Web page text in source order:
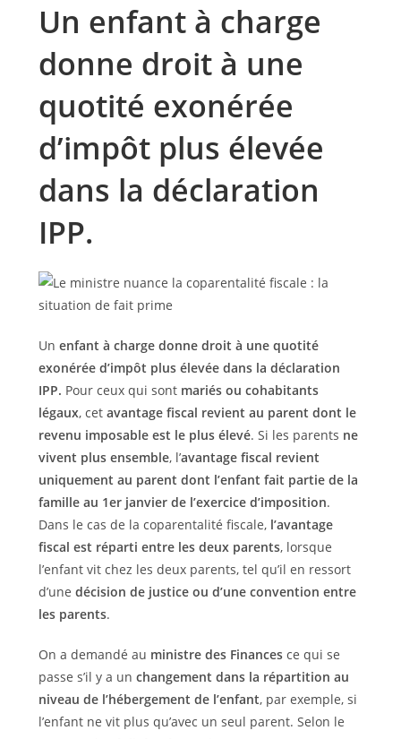
Un enfant à charge
donne droit à une
quotité exonérée
d’impôt plus élevée
dans la déclaration
IPP.
Un enfant à charge donne droit à une quotité
exonérée d’impôt plus élevée dans la déclaration
IPP. Pour ceux qui sontmariés ou cohabitants
légaux, cet avantage fiscal revient au parent dont le
revenu imposable est le plus élevé. Si les parents ne
vivent plus ensemble, l’avantage fiscal revient
uniquement au parent dont l’enfant fait partie de la
famille au 1er janvier de l’exercice d’imposition.
Dans le cas de la coparentalité fiscale,l’avantage
fiscal est réparti entre les deux parents, lorsque
l’enfant vit chez les deux parents, tel qu’il en ressort
d’une décision de justice ou d’une convention entre
les parents.
On a demandé au ministre des Finances ce qui se
passe s’il y a un changement dans la répartition au
niveau de l’hébergement de l’enfant, par exemple, si
l’enfant ne vit plus qu’avec un seul parent. Selon le